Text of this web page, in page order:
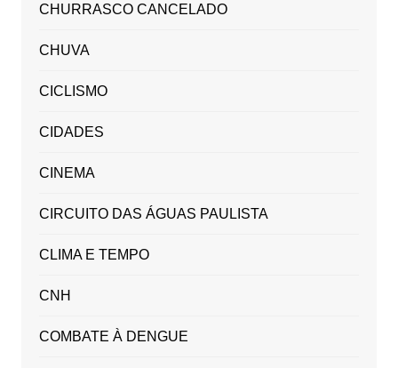
CHURRASCO CANCELADO
CHUVA
CICLISMO
CIDADES
CINEMA
CIRCUITO DAS ÁGUAS PAULISTA
CLIMA E TEMPO
CNH
COMBATE À DENGUE